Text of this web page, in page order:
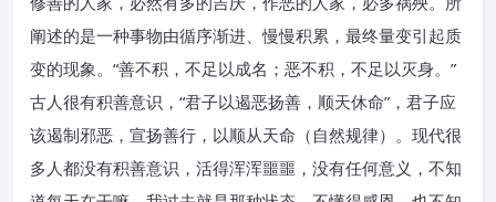
阐述的是一种事物由循序渐进、慢慢积累，最终量变引起质
变的现象。“善不积，不足以成名；恶不积，不足以灭身。”
古人很有积善意识，“君子以遏恶扬善，顺天休命”，君子应
该遏制邪恶，宣扬善行，以顺从天命（自然规律）。现代很
多人都没有积善意识，活得浑浑噩噩，没有任何意义，不知